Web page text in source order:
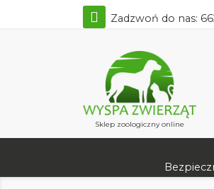
Zadzwoń do nas:
Sklep zoologiczny online